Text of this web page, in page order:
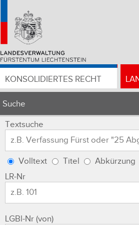
KONSOLIDIERTES RECHT
Suche
Textsuche
Volltext Titel
Abkürzung
LR-Nr
LGBl-Nr (von)